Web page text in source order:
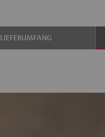
LIEFERUMFANG